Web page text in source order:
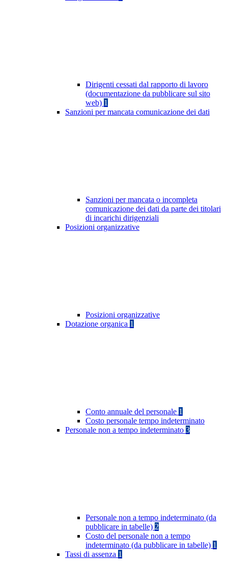
Dirigenti cessati dal rapporto di lavoro
(documentazione da pubblicare sul sito
web) 1
Sanzioni per mancata comunicazione dei dati
Sanzioni per mancata o incompleta
comunicazione dei dati da parte dei titolari
di incarichi dirigenziali
Posizioni organizzative
Posizioni organizzative
Dotazione organica 1
Conto annuale del personale 1
Costo personale tempo indeterminato
Personale non a tempo indeterminato 3
Personale non a tempo indeterminato (da
pubblicare in tabelle) 2
Costo del personale non a tempo
indeterminato (da pubblicare in tabelle) 1
Tassi di assenza 1